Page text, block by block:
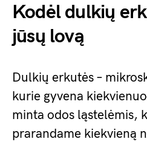
Kodėl dulkių
jūsų lovą
Dulkių erkutės –
kurie gyvena
minta odos ląstelėmis,
prarandame kiekvieną